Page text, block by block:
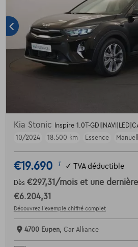
Kia Stonic
Inspire 1.0T-
10/2024
18.500 km Essence
€19.690 1 ✓ TVA déductible
Dès €297,31 /mois et une
€6.204,31
Découvrez l’exemple chiffré complet
4700 Eupen, Car Alliance